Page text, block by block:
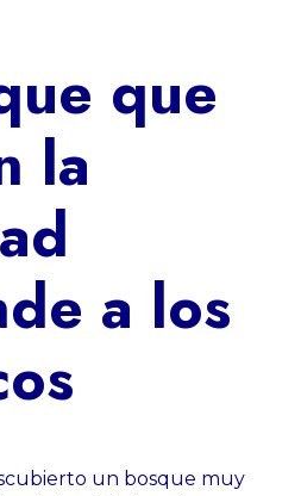
que
la
a los
un bosque muy